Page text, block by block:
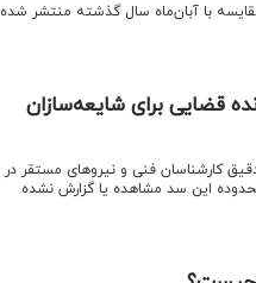
با آبان‌ماه سال گذشته منتشر شده
قضایی برای شایعه‌سازان
کارشناسان فنی و نیروهای مستقر در
این سد مشاهده یا گزارش نشده